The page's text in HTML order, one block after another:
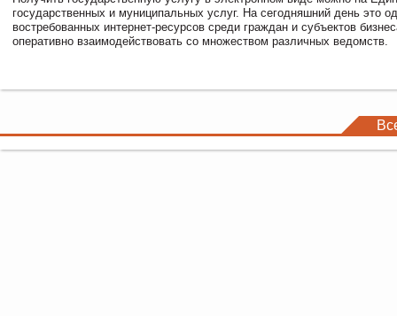
государственных и муниципальных услуг. На сегодняшний день это
востребованных интернет-ресурсов среди граждан и субъектов
оперативно взаимодействовать со множеством различных ведомств.